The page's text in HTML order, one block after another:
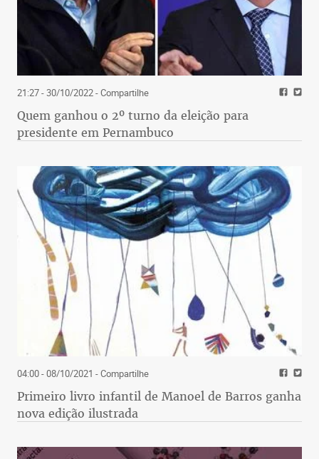
21:27 - 30/10/2022- Compartilhe
Quem ganhou o 2º turno da eleição para
presidente em Pernambuco
04:00 - 08/10/2021 - Compartilhe
Primeiro livro infantil de Manoel de Barros ganha
nova edição ilustrada